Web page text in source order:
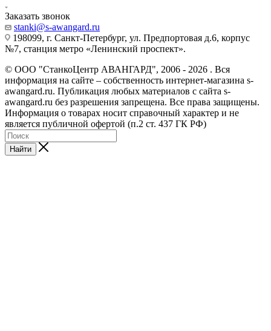
Заказать звонок
stanki@s-awangard.ru
198099, г. Санкт-Петербург, ул. Предпортовая д.6, корпус
№7, станция метро «Ленинский проспект».
© ООО "СтанкоЦентр АВАНГАРД", 2006 - 2026 . Вся
информация на сайте – собственность интернет-магазина s-
awangard.ru. Публикация любых материалов с сайта s-
awangard.ru без разрешения запрещена. Все права защищены.
Информация о товарах носит справочный характер и не
является публичной офертой (п.2 ст. 437 ГК РФ)
Найти